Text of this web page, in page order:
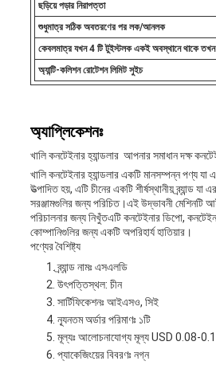
ছড়িয়ে পড়ার নিরাপত্তা
শুধুমাত্র সঠিক অবতরণের পর লক/আনলক
কেবলমাত্র যখন 4 টি টুইস্টলক একই অবস্থানে থাকে
অ্যান্টি-কলিশন রোটেশন লিমিট সুইচ
অ্যাপ্লিকেশনঃ
খালি কনটেইনার হ্যান্ডলার ️ আপনার সমাধান দক্ষ
খালি কনটেইনার হ্যান্ডলার একটি মানসম্পন্ন পণ্য যা
উত্পাদিত হয়, এটি চীনের একটি শীর্ষস্থানীয় ব্র্যান্ড যা
সরঞ্জামগুলির জন্য পরিচিত।এই উদ্ভাবনী
পরিচালনার জন্য নিখুঁতএটি কনটেইনার ডিপো,
কোম্পানিগুলির জন্য একটি অপরিহার্য হাতিয়ার।
পণ্যের বৈশিষ্ট্য
ব্র্যান্ড নামঃ এসএলডি
উৎপত্তিস্থল: চীন
সার্টিফিকেশনঃ আইএসও, সিই
ন্যূনতম অর্ডার পরিমাণঃ ১টি
মূল্যঃ আলোচনাযোগ্য মূল্য USD 0.08-
প্যাকেজিংয়ের বিবরণঃ নগ্ন